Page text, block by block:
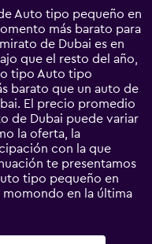
Auto tipo pequeño en
más barato para
de Dubai es en
que el resto del año,
tipo Auto tipo
barato que un auto de
El precio promedio
de Dubai puede variar
la oferta, la
con la que
te presentamos
tipo pequeño en
momondo en la última